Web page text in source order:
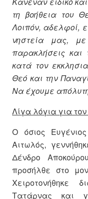
τη βοήθεια του
Λοιπόν, αδελφοί,
νηστεία μας,
παρακλήσεις
κατά τον
Θεό και την
Να έχουμε
Λίγα λόγια για
Ο όσιος
Αιτωλός,
Δένδρο
προσήλθε στο
Χειροτονήθηκε
Τατάρνας και